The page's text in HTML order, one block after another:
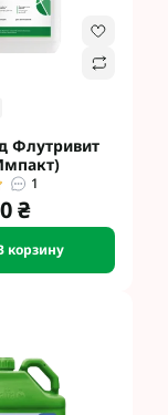
Флутривит
1
₴
корзину